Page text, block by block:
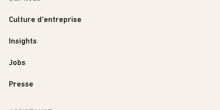
Culture d'entreprise
Insights
Jobs
Presse